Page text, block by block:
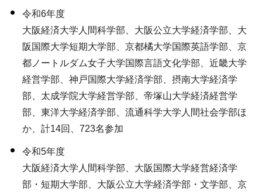
令和6年度
大阪経済大学人間科学部、大阪公立大学経済学部、大
阪国際大学短期大学部、京都橘大学国際英語学部、京
都ノートルダム女子大学国際言語文化学部、近畿大学
経営学部、神戸国際大学経済学部、摂南大学経済学
部、太成学院大学経営学部、帝塚山大学経済経営学
部、東洋大学経済学部、流通科学大学人間社会学部ほ
か、計14回、723名参加
令和5年度
大阪経済大学人間科学部、大阪国際大学経営経済学
部・短期大学部、大阪公立大学経済学部・文学部、京